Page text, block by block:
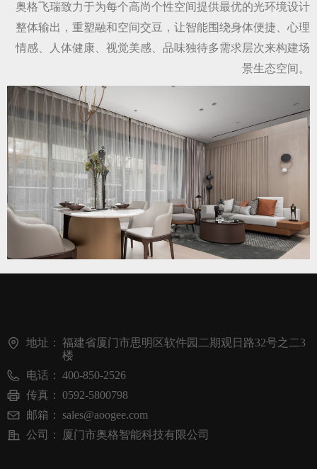
奥格飞瑞致力于为每个高尚个性空间提供最优的光环境设计
整体输出，重塑融和空间交豆，让智能围绕身体便捷、心理
情感、人体健康、视觉美感、品味独待多需求层次来构建场
景生态空间。
地址： 福建省厦门市思明区软件园二期观日路32号之二3
楼
电话： 400-850-2526
传真： 0592-5800798
邮箱： sales@aoogee.com
公司：
厦门市奥格智能科技有限公司